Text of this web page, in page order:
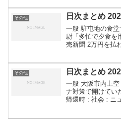
落...
その他 日次まとめ
一般 駐屯地の食
尉「多忙で夕食を
売新聞 2万円を払
Yaho...
その他 日次まとめ
一般 大阪市内上
ナ対策で開けてい
帰還時 : 社会 : ニ